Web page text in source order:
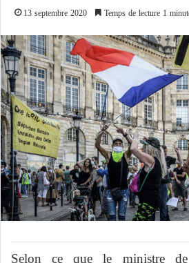
13 septembre 2020 Temps de lecture 1